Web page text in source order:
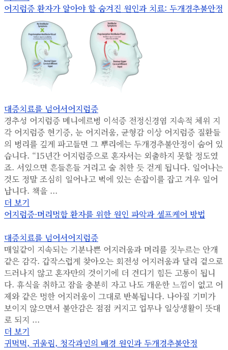
어지럼증 환자가 알아야 할 숨겨진 원인과 치료: 두개경추불안정
대증치료를 넘어서어지럼증
경추성 어지럼증 메니에르병 이석증 전정신경염 지속적 체위 지
각 어지럼증 현기증, 눈 어지러움, 균형감 이상 어지럼증 질환들
의 병리를 깊게 파고들면 그 뿌리에는 두개경추불안정이 숨어 있
습니다. “15년간 어지럼증으로 혼자서는 외출하지 못할 정도였
죠. 서있으면 흔들흔들 거리고 술 취한 듯 걷게 됩니다. 일어나는
것도 정말 조심히 일어나고 벽에 있는 손잡이를 잡고 겨우 일어
납니다. 책을 ...
더 보기
어지럼증·머리멍함 환자를 위한 원인 파악과 셀프케어 방법
대증치료를 넘어서어지럼증
매일같이 지속되는 기분나쁜 어지러움과 머리를 짓누르는 안개
같은 감각. 갑작스럽게 찾아오는 회전성 어지러움과 달리 겉으로
드러나지 않고 혼자만의 것이기에 더 견디기 힘든 고통이 됩니
다. 휴식을 취하고 잠을 충분히 자고 나도 개운한 느낌이 없고 어
제와 같은 멍한 어지러움이 그대로 반복됩니다. 나아질 기미가
보이지 않으면서 불안감은 점점 커지고 업무나 일상생활이 뜻대
로 되지 ...
더 보기
귀먹먹, 귀울림, 청각과민의 배경 원인과 두개경추불안정